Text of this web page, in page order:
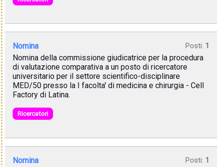
Nomina Posti: 1
Nomina della commissione giudicatrice per la procedura
di valutazione comparativa a un posto di ricercatore
universitario per il settore scientifico-disciplinare
MED/50 presso la I facolta' di medicina e chirurgia - Cell
Factory di Latina.
Ricercatori
Nomina Posti: 1